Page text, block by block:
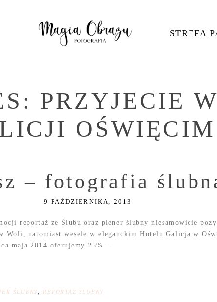
STREFA
PRZYJECIE
OŚWIĘCIM
– fotografia
9 PAŹDZIERNIKA, 2013
reportaż ze Ślubu oraz plener ślubny niesamowicie
Woli, natomiast wesele w eleganckim Hotelu Galicja w
maja 2014 oferujemy 25%...
ŚLUBNY, REPORTAŻ ŚLUBNY